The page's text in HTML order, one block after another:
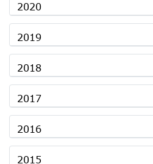
2020
2019
2018
2017
2016
2015